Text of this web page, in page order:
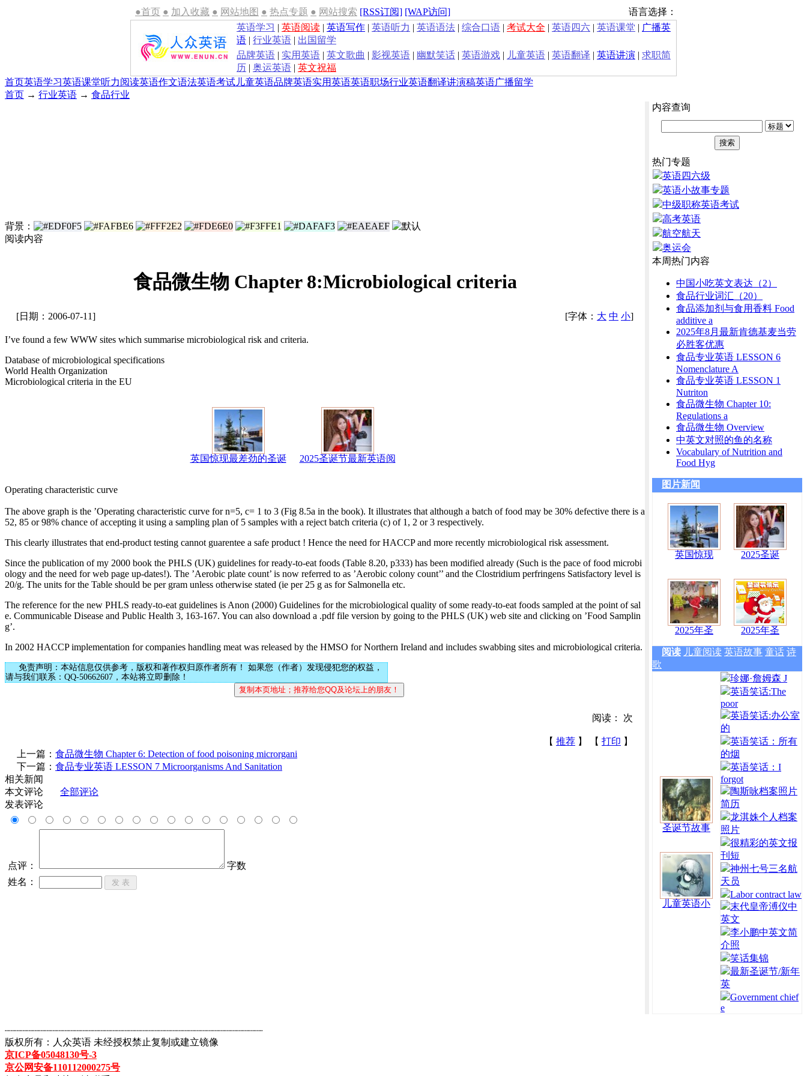
●首页 ● 加入收藏 ● 网站地图 ● 热点专题 ● 网站搜索 [RSS订阅] [WAP访问]
语言选择：
英语学习 | 英语阅读 | 英语写作 | 英语听力 | 英语语法 | 综合口语 | 考试大全 | 英语四六 | 英语课堂 | 广播英
语 | 行业英语 | 出国留学
品牌英语 | 实用英语 | 英文歌曲 | 影视英语 | 幽默笑话 | 英语游戏 | 儿童英语 | 英语翻译 | 英语讲演 | 求职简
历 | 奥运英语 | 英文祝福
首页英语学习英语课堂听力阅读英语作文语法英语考试 儿童英语品牌英语实用英语英语职场行业英语翻译讲演稿英语广播留学
首页 → 行业英语 → 食品行业
背景：
阅读内容
食品微生物 Chapter 8:Microbiological criteria
[日期：2006-07-11] [字体： 大 中 小]
I’ve found a few WWW sites which summarise microbiological risk and criteria.
Database of microbiological specifications
World Health Organization
Microbiological criteria in the EU
英国惊现最差劲的圣诞 2025圣诞节最新英语阅
Operating characteristic curve
The above graph is the ’Operating characteristic curve for n=5, c= 1 to 3 (Fig 8.5a in the book). It illustrates that although a batch of food may be 30% defective there is a
52, 85 or 98% chance of accepting it using a sampling plan of 5 samples with a reject batch criteria (c) of 1, 2 or 3 respectively.
This clearly illustrates that end-product testing cannot guarentee a safe product ! Hence the need for HACCP and more recently microbiological risk assessment.
Since the publication of my 2000 book the PHLS (UK) guidelines for ready-to-eat foods (Table 8.20, p333) has been modified already (Such is the pace of food microbi
ology and the need for web page up-dates!). The ’Aerobic plate count’ is now referred to as ’Aerobic colony count’’ and the Clostridium perfringens Satisfactory level is
20/g. The units for the Table should be per gram unless otherwise stated (ie per 25 g as for Salmonella etc.
The reference for the new PHLS ready-to-eat guidelines is Anon (2000) Guidelines for the microbiological quality of some ready-to-eat foods sampled at the point of sal
e. Communicable Disease and Public Health 3, 163-167. You can also download a .pdf file version by going to the PHLS (UK) web site and clicking on ’Food Samplin
g’.
In 2002 HACCP implementation for companies handling meat was released by the HMSO for Northern Ireland and includes swabbing sites and microbiological criteria.
免责声明：本站信息仅供参考，版权和著作权归原作者所有！ 如果您（作者）发现侵犯您的权益，
请与我们联系：QQ-50662607，本站将立即删除！
阅读： 次
【 推荐 】 【 打印 】
上一篇： 食品微生物 Chapter 6: Detection of food poisoning microrgani
下一篇： 食品专业英语 LESSON 7 Microorganisms And Sanitation
相关新闻
本文评论
全部评论
发表评论
点评：
字数
姓名：
内容查询
热门专题
英语四六级
英语小故事专题
中级职称英语考试
高考英语
航空航天
奥运会
本周热门内容
中国小吃英文表达（2）
食品行业词汇（20）
食品添加剂与食用香料 Food
additive a
2025年8月最新肯德基麦当劳
必胜客优惠
食品专业英语 LESSON 6
Nomenclature A
食品专业英语 LESSON 1
Nutriton
食品微生物 Chapter 10:
Regulations a
食品微生物 Overview
中英文对照的鱼的名称
Vocabulary of Nutrition and
Food Hyg
图片新闻
英国惊现 2025圣诞
2025年圣 2025年圣
阅读 儿童阅读 英语故事 童话 诗
歌
圣诞节故事
儿童英语小
珍娜·詹姆森 J
英语笑话:The
poor
英语笑话:办公室
的
英语笑话：所有
的烟
英语笑话：I
forgot
陶斯咏档案照片
简历
龙淇姝个人档案
照片
很精彩的英文报
刊短
神州七号三名航
天员
Labor contract law
末代皇帝溥仪中
英文
李小鹏中英文简
介照
笑话集锦
最新圣诞节/新年
英
Government chief
e
┈┈┈┈┈┈┈┈┈┈┈┈┈┈┈┈┈┈┈┈┈┈┈┈┈┈┈┈┈┈┈┈┈┈┈┈┈┈┈┈┈┈┈
版权所有：人众英语 未经授权禁止复制或建立镜像
京ICP备05048130号-3
京公网安备110112000275号